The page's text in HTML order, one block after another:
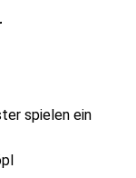
spielen ein